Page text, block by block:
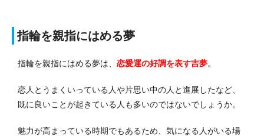
指輪を親指にはめる夢
指輪を親指にはめる夢は、 恋愛運の好調を表す吉夢。
恋人とうまくいっている人や片思い中の人と進展したなど、
既に良いことが起きている人も多いのではないでしょうか。
魅力が高まっている時期でもあるため、気になる人がいる場